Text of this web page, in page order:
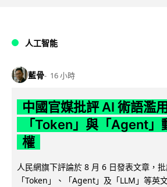
人工智能
藍骨 16 小時
中國官媒批評 AI 術語濫
「Token」與「Agent」
權
人民網旗下評論於 8 月 6 日發表文章，
「Token」、「Agent」及「LLM」等英